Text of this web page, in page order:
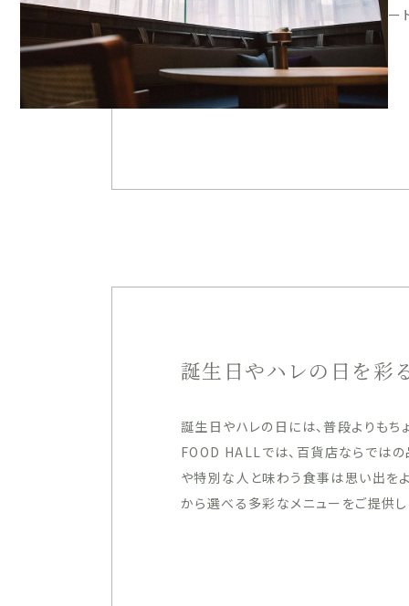
ー
誕生日やハレの日を彩
誕生日やハレの日には、普段よりも
FOOD HALLでは、百貨店ならではの
や特別な人と味わう食事は思い出を
から選べる多彩なメニューをご提供し